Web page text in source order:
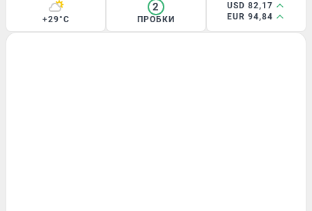
+29°C
2
ПРОБКИ
USD 82,17
EUR 94,84